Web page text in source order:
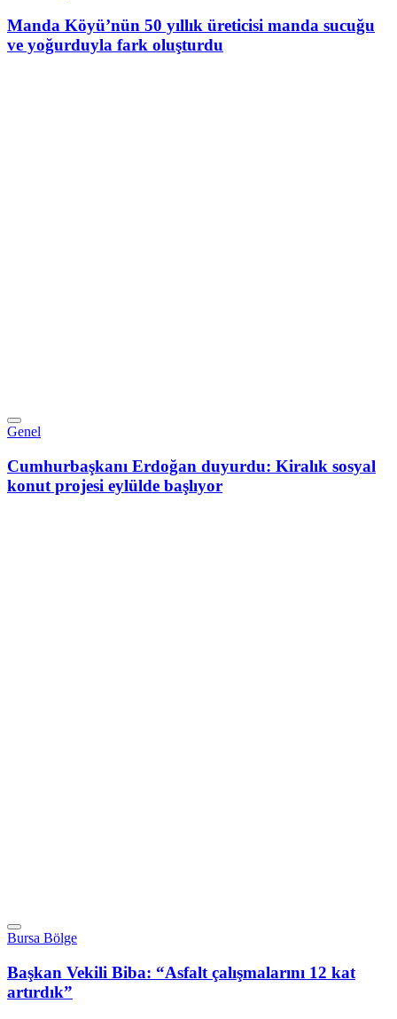
Manda Köyü’nün 50 yıllık üreticisi manda sucuğu
ve yoğurduyla fark oluşturdu
Genel
Cumhurbaşkanı Erdoğan duyurdu: Kiralık sosyal
konut projesi eylülde başlıyor
Bursa Bölge
Başkan Vekili Biba: “Asfalt çalışmalarını 12 kat
artırdık”